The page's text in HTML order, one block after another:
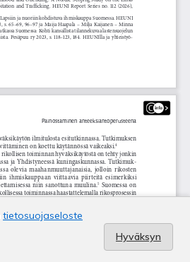
tietosuojaseloste
Hyväksyn